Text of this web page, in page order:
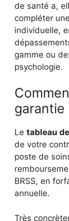
de santé a,
compléter
individuelle,
gamme ou
psychologie.
garantie
Le tableau
de votre
poste de
BRSS, en
annuelle.
Très